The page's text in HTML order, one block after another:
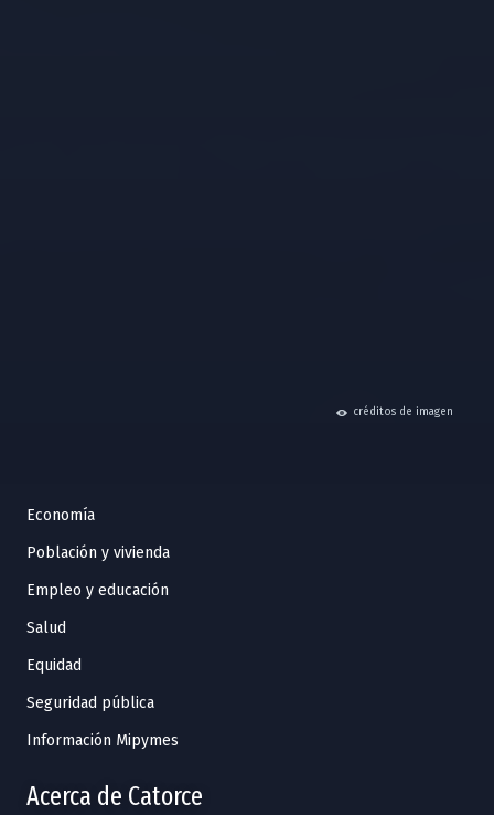
hide
créditos de imagen
Economía
Población y vivienda
Empleo y educación
Salud
Equidad
Seguridad pública
Información Mipymes
Acerca de Catorce